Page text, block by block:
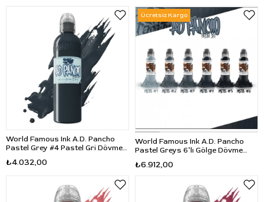
World Famous Ink A.D. Pancho
Pastel Grey #4 Pastel Gri Dövme
₺4.032,00
World Famous Ink A.D. Pancho
Pastel Greys 6’lı Gölge Dövme
₺6.912,00
Ücretsiz Kargo